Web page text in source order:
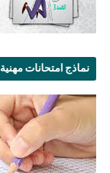
نماذج امتحانات مهنية QCM خاصة بمباريات وزارة العدل